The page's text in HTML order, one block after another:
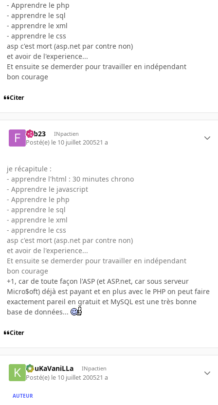
- Apprendre le php
- apprendre le sql
- apprendre le xml
- apprendre le css
asp c'est mort (asp.net par contre non)
et avoir de l'experience...
Et ensuite se demerder pour travailler en indépendant
bon courage
Citer
Fab23 INpactien
Posté(e) le 10 juillet 200521 a
je récapitule :
- apprendre l'html : 30 minutes chrono
- Apprendre le javascript
- Apprendre le php
- apprendre le sql
- apprendre le xml
- apprendre le css
asp c'est mort (asp.net par contre non)
et avoir de l'experience...
Et ensuite se demerder pour travailler en indépendant
bon courage
+1, car de toute façon l'ASP (et ASP.net, car sous serveur
Micro$oft) déjà est payant et en plus avec le PHP on peut faire
exactement pareil en gratuit et MySQL est une très bonne
base de données...
Citer
KouKaVaniLLa INpactien
Posté(e) le 10 juillet 200521 a
AUTEUR